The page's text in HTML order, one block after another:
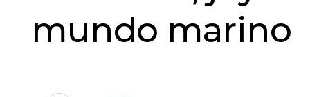
mundo marino